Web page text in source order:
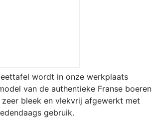
eettafel wordt in onze werkplaats
van de authentieke Franse boeren
bleek en vlekvrij afgewerkt met
gebruik.